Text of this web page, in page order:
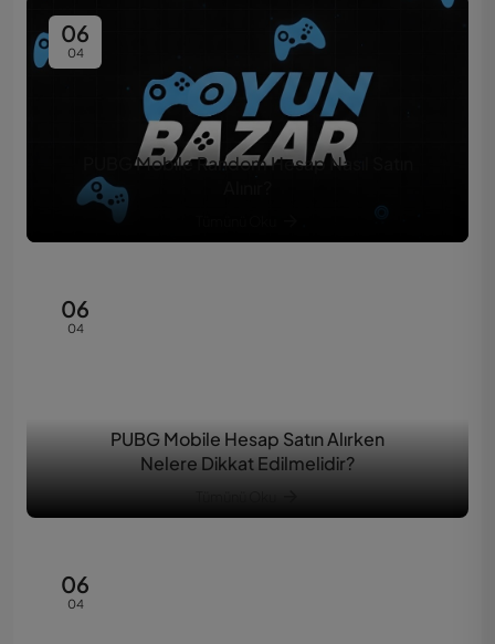
06
04
PUBG Mobile Random Hesap Nasıl Satın
06
04
PUBG Mobile Hesap Satın Alırken
Nelere Dikkat Edilmelidir?
06
04